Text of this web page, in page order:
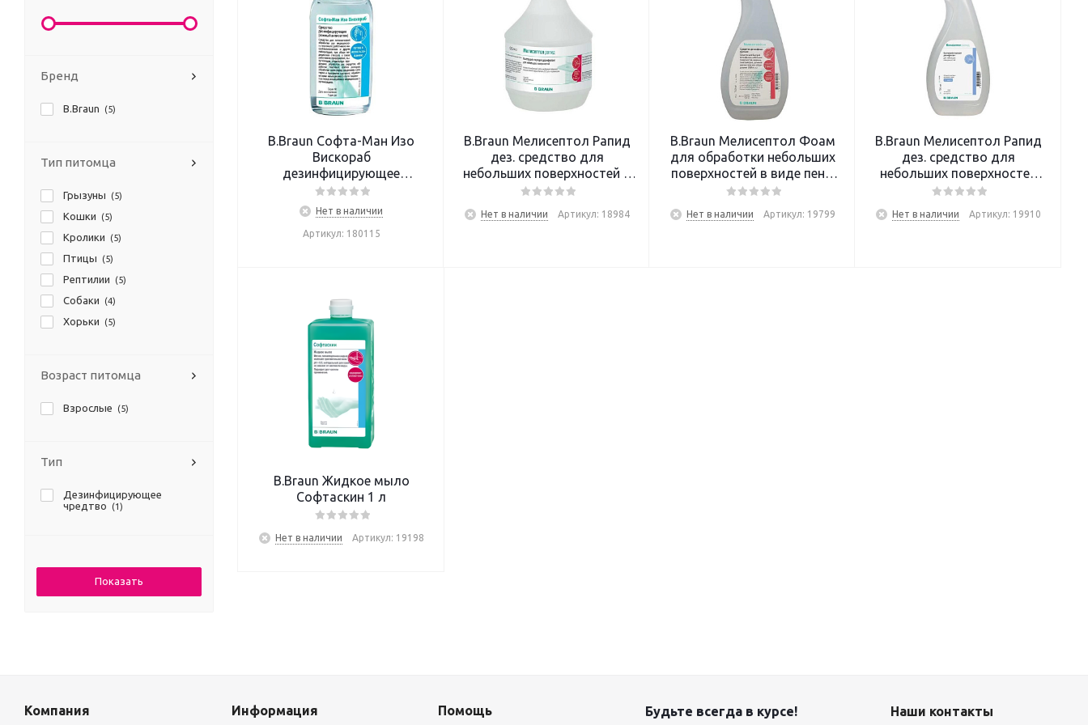
B.Braun Софта-Ман Изо
Вискораб
дезинфицирующее
средство для рук 75мл
(гель)
Нет в наличии
Артикул: 180115
B.Braun Мелисептол Рапид
дез. средство для
небольших поверхностей 1
л
Нет в наличии Артикул: 18984
B.Braun Мелисептол Фоам
для обработки небольших
поверхностей в виде пены
750 мл (спрей)
Нет в наличии Артикул: 19799
B.Braun Мелисептол Рапид
дез. средство для
небольших поверхностей
750 мл (спрей)
Нет в наличии Артикул: 19910
B.Braun Жидкое мыло
Софтаскин 1 л
Нет в наличии Артикул: 19198
Бренд
B.Braun (5)
Тип питомца
Грызуны (5)
Кошки (5)
Кролики (5)
Птицы (5)
Рептилии (5)
Собаки (4)
Хорьки (5)
Возраст питомца
Взрослые (5)
Тип
Дезинфицирующее
чредтво
(1)
Компания Информация Помощь Будьте всегда в курсе! Наши контакты